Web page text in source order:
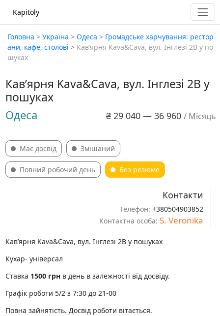
Kapitoly
Головна > Україна > Одеса > Громадське харчування: рестор
ани, кафе, столові > Кавʼярня Kava&Cava, вул. Інглезі 2В у по
шуках
Кавʼярня Kava&Cava, вул. Інглезі 2В у
пошуках
₴ 29 040 — 36 960 / Місяць
Одеса
Має досвід Змішаний
Повний робочий день Без резюме
Контакти
Телефон: +380504903852
Контактна особа: S. Veronika
Кавʼярня Kava&Cava, вул. Інглезі 2В у пошуках
Кухар- універсал
Ставка 1500 грнв день в залежності від досвіду.
Графік роботи 5/2 з 7:30 до 21-00
Повна зайнятість. Досвід роботи вітається.